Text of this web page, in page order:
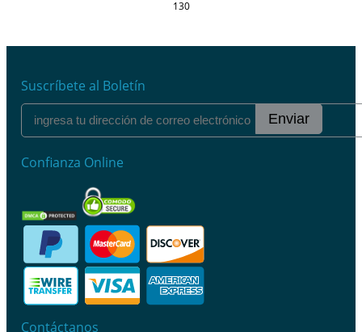
130
Suscríbete al Boletín
Enviar
Confianza Online
Contáctanos